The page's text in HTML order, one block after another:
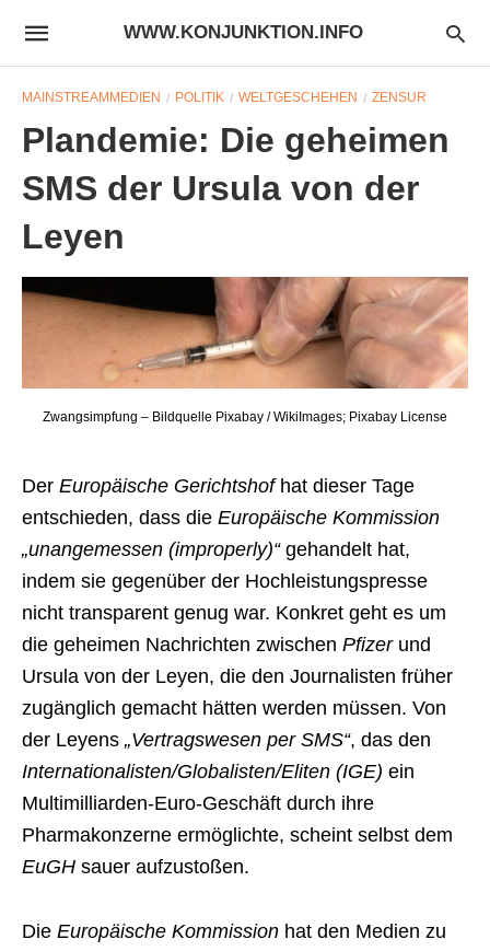
WWW.KONJUNKTION.INFO
MAINSTREAMMEDIEN POLITIK WELTGESCHEHEN ZENSUR
Plandemie: Die geheimen
SMS der Ursula von der
Leyen
Zwangsimpfung – Bildquelle Pixabay / WikiImages; Pixabay License
Der Europäische Gerichtshofhat dieser Tage
entschieden, dass die Europäische Kommission
„unangemessen (improperly)“gehandelt hat,
indem sie gegenüber der Hochleistungspresse
nicht transparent genug war. Konkret geht es um
die geheimen Nachrichten zwischen Pfizerund
Ursula von der Leyen, die den Journalisten früher
zugänglich gemacht hätten werden müssen. Von
der Leyens „Vertragswesen per SMS“, das den
Internationalisten/Globalisten/Eliten (IGE) ein
Multimilliarden-Euro-Geschäft durch ihre
Pharmakonzerne ermöglichte, scheint selbst dem
EuGH sauer aufzustoßen.
Die Europäische Kommission hat den Medien zu